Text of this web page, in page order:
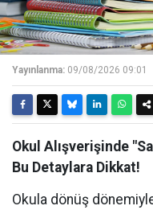
Yayınlanma: 09/08/2026 09:01
Okul Alışverişinde
Bu Detaylara Dikkat!
Okula dönüş